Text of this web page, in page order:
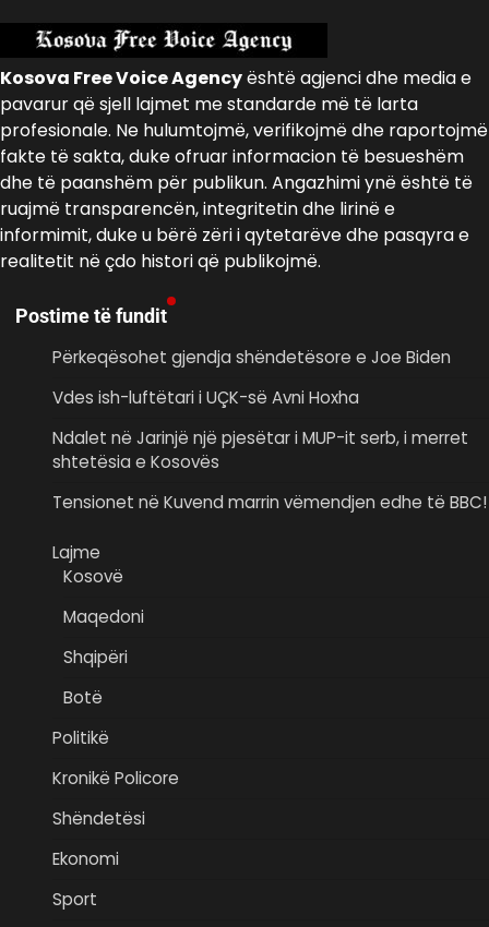
Kosova Free Voice Agencyështë agjenci dhe media e
pavarur që sjell lajmet me standarde më të larta
profesionale. Ne hulumtojmë, verifikojmë dhe raportojmë
fakte të sakta, duke ofruar informacion të besueshëm
dhe të paanshëm për publikun. Angazhimi ynë është të
ruajmë transparencën, integritetin dhe lirinë e
informimit, duke u bërë zëri i qytetarëve dhe pasqyra e
realitetit në çdo histori që publikojmë.
Postime të fundit
Përkeqësohet gjendja shëndetësore e Joe Biden
Vdes ish-luftëtari i UÇK-së Avni Hoxha
Ndalet në Jarinjë një pjesëtar i MUP-it serb, i merret
shtetësia e Kosovës
Tensionet në Kuvend marrin vëmendjen edhe të BBC!
Lajme
Kosovë
Maqedoni
Shqipëri
Botë
Politikë
Kronikë Policore
Shëndetësi
Ekonomi
Sport